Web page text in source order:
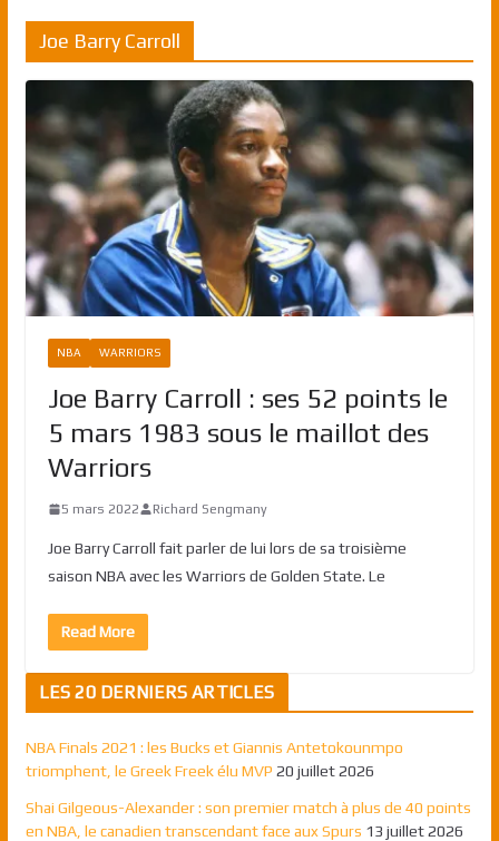
Joe Barry Carroll
NBA WARRIORS
Joe Barry Carroll : ses 52 points le
5 mars 1983 sous le maillot des
Warriors
5 mars 2022 Richard Sengmany
Joe Barry Carroll fait parler de lui lors de sa troisième
saison NBA avec les Warriors de Golden State. Le
Read More
LES 20 DERNIERS ARTICLES
NBA Finals 2021 : les Bucks et Giannis Antetokounmpo
triomphent, le Greek Freek élu MVP 20 juillet 2026
Shai Gilgeous-Alexander : son premier match à plus de 40 points
en NBA, le canadien transcendant face aux Spurs 13 juillet 2026